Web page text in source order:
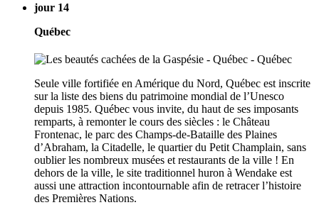
jour 14
Québec
Seule ville fortifiée en Amérique du Nord, Québec est inscrite
sur la liste des biens du patrimoine mondial de l’Unesco
depuis 1985. Québec vous invite, du haut de ses imposants
remparts, à remonter le cours des siècles : le Château
Frontenac, le parc des Champs-de-Bataille des Plaines
d’Abraham, la Citadelle, le quartier du Petit Champlain, sans
oublier les nombreux musées et restaurants de la ville ! En
dehors de la ville, le site traditionnel huron à Wendake est
aussi une attraction incontournable afin de retracer l’histoire
des Premières Nations.